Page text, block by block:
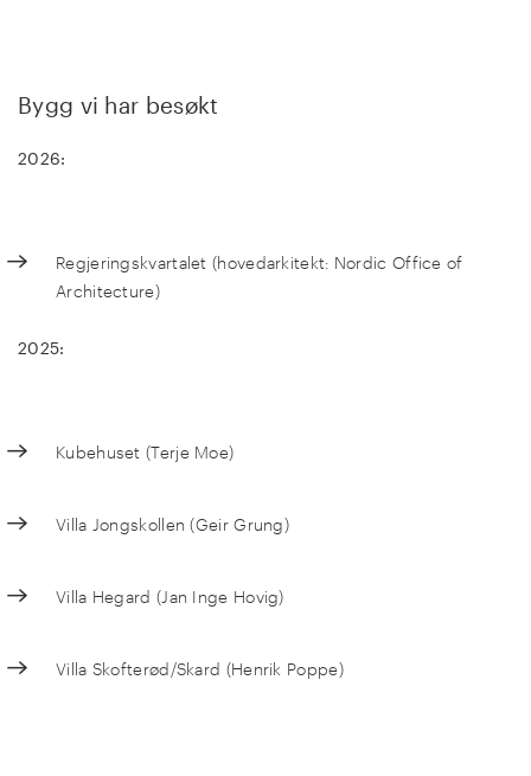
Bygg vi har besøkt
2026:
Regjeringskvartalet (hovedarkitekt: Nordic Office of
Architecture)
2025:
Kubehuset (Terje Moe)
Villa Jongskollen (Geir Grung)
Villa Hegard (Jan Inge Hovig)
Villa Skofterød/Skard (Henrik Poppe)